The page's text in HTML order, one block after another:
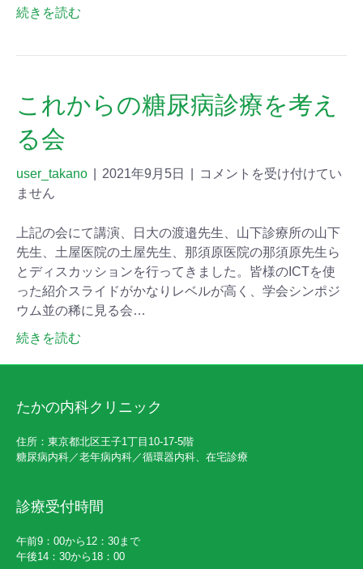
続きを読む
これからの糖尿病診療を考え
る会
user_takano 2021年9月5日
コメントを受け付けてい
ません
上記の会にて講演、日大の渡邉先生、山下診療所の山下
先生、土屋医院の土屋先生、那須原医院の那須原先生ら
とディスカッションを行ってきました。皆様のICTを使
った紹介スライドがかなりレベルが高く、学会シンポジ
ウム並の稀に見る会…
続きを読む
たかの内科クリニック
住所：東京都北区王子1丁目10-17-5階
糖尿病内科／老年病内科／循環器内科、在宅診療
診療受付時間
午前9：00から12：30まで
午後14：30から18：00